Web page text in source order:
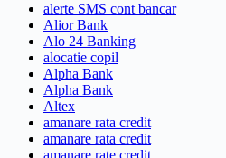
alerte SMS cont bancar
Alior Bank
Alo 24 Banking
alocatie copil
Alpha Bank
Alpha Bank
Altex
amanare rata credit
amanare rata credit
amanare rate credit